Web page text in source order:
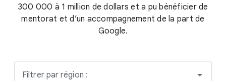
300 000 à 1 million de dollars et a pu bénéficier de
mentorat et d’un accompagnement de la part de
Google.
Filtrer par région :